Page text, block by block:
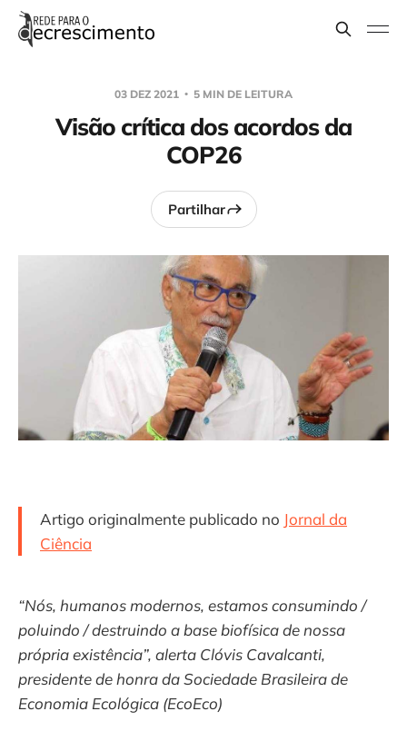
03 DEZ 2021 5 MIN DE LEITURA
Visão crítica dos acordos da
COP26
Partilhar
Artigo originalmente publicado no Jornal da
Ciência
“Nós, humanos modernos, estamos consumindo /
poluindo / destruindo a base biofísica de nossa
própria existência”, alerta Clóvis Cavalcanti,
presidente de honra da Sociedade Brasileira de
Economia Ecológica (EcoEco)